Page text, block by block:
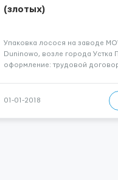
(злотых)
Упаковка лосося на заводе
Duninowo, возле города Устка
оформление: трудовой
современный завод по
(производство лосося и
01-01-2018